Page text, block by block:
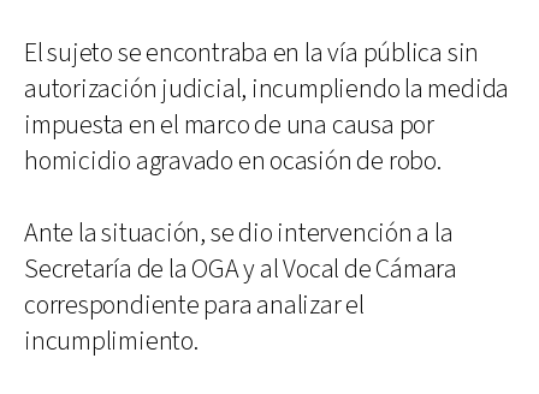
El sujeto se encontraba en la vía pública sin
autorización judicial, incumpliendo la medida
impuesta en el marco de una causa por
homicidio agravado en ocasión de robo.
Ante la situación, se dio intervención a la
Secretaría de la OGA y al Vocal de Cámara
correspondiente para analizar el
incumplimiento.